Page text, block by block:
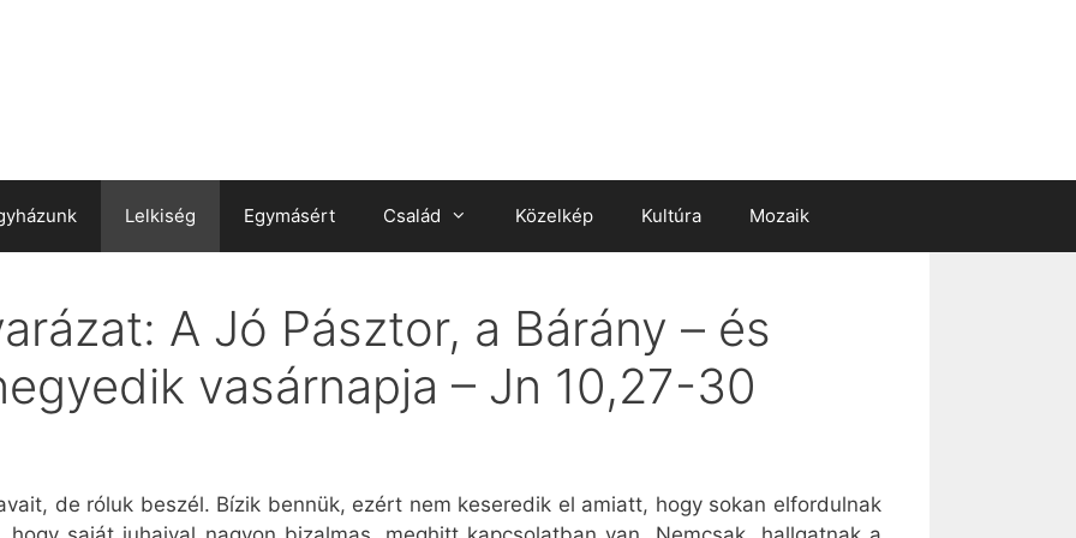
Lelkiség Egymásért Család Közelkép Kultúra Mozaik
A Jó Pásztor, a Bárány – és
vasárnapja – Jn 10,27-30
de róluk beszél. Bízik bennük, ezért nem keseredik el amiatt, hogy sokan elfordulnak